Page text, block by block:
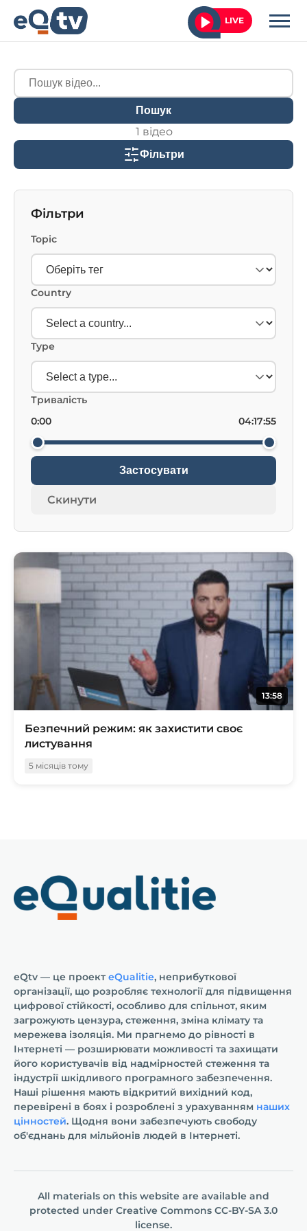
LIVE
Пошук
1 відео
Фільтри
Фільтри
Topic
Country
Type
Тривалість
0:00
04:17:55
Застосувати
Скинути
13:58
Безпечний режим: як захистити своє
листування
5 місяців тому
eQtv — це проект eQualitie, неприбуткової
організації, що розробляє технології для підвищення
цифрової стійкості, особливо для спільнот, яким
загрожують цензура, стеження, зміна клімату та
мережева ізоляція. Ми прагнемо до рівності в
Інтернеті — розширювати можливості та захищати
його користувачів від надмірностей стеження та
індустрії шкідливого програмного забезпечення.
Наші рішення мають відкритий вихідний код,
перевірені в боях і розроблені з урахуванням наших
цінностей. Щодня вони забезпечують свободу
об'єднань для мільйонів людей в Інтернеті.
All materials on this website are available and
protected under Creative Commons СС-BY-SA 3.0
license.